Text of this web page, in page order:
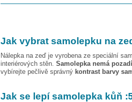
Jak vybrat samolepku na
Nálepka na zeď je vyrobena ze speciální
interiérových stěn. Samolepka nemá pozadí
vybírejte pečlivě správný kontrast barvy
Jak se lepí samolepka kůň